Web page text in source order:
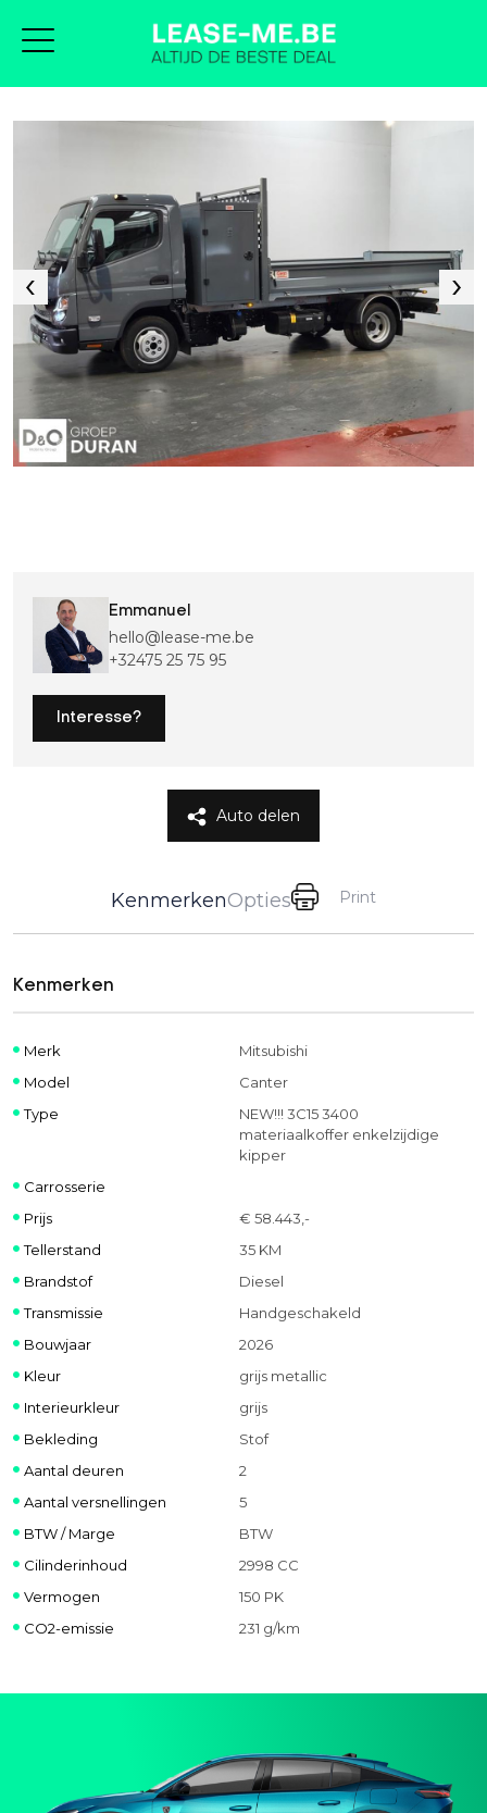
Emmanuel
hello@lease-me.be
+32475 25 75 95
Interesse?
Auto delen
KenmerkenOpties Print
Kenmerken
Merk
Mitsubishi
Model
Canter
Type
NEW!!! 3C15 3400
materiaalkoffer enkelzijdige
kipper
Carrosserie
Prijs
€ 58.443,-
Tellerstand
35 KM
Brandstof
Diesel
Transmissie
Handgeschakeld
Bouwjaar
2026
Kleur
grijs metallic
Interieurkleur
grijs
Bekleding
Stof
Aantal deuren
2
Aantal versnellingen
5
BTW / Marge
BTW
Cilinderinhoud
2998 CC
Vermogen
150 PK
CO2-emissie
231 g/km